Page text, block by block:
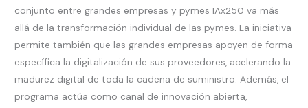
conjunto entre grandes empresas y pymes IAx250 va más
allá de la transformación individual de las pymes. La iniciativa
permite también que las grandes empresas apoyen de forma
específica la digitalización de sus proveedores, acelerando la
madurez digital de toda la cadena de suministro. Además, el
programa actúa como canal de innovación abierta,